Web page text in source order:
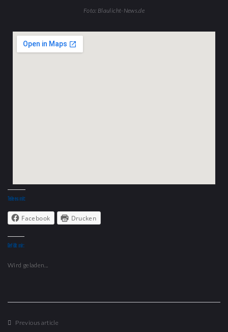
Foto: Blaulicht-News.de
Teile es mit:
Facebook Drucken
Gefällt mir:
Wird geladen...
Previous article